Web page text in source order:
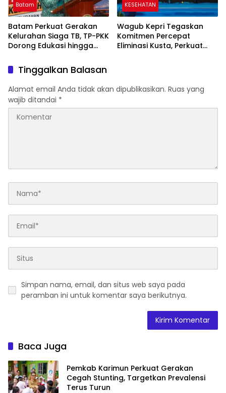
Batam
Batam Perkuat Gerakan
Kelurahan Siaga TB, TP-PKK
Dorong Edukasi hingga
KESEHATAN
Wagub Kepri Tegaskan
Komitmen Percepat
Eliminasi Kusta, Perkuat
Tinggalkan Balasan
Alamat email Anda tidak akan dipublikasikan. Ruas yang
wajib ditandai *
Simpan nama, email, dan situs web saya pada
peramban ini untuk komentar saya berikutnya.
Baca Juga
Pemkab Karimun Perkuat Gerakan
Cegah Stunting, Targetkan Prevalensi
Terus Turun